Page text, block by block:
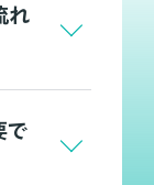
れ
で